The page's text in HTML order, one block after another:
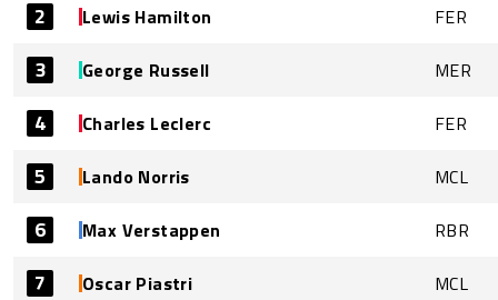
2 Lewis Hamilton FER
3 George Russell MER
4 Charles Leclerc FER
5 Lando Norris MCL
6 Max Verstappen RBR
7 Oscar Piastri MCL